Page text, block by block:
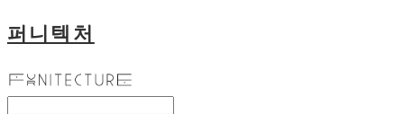
퍼니텍처